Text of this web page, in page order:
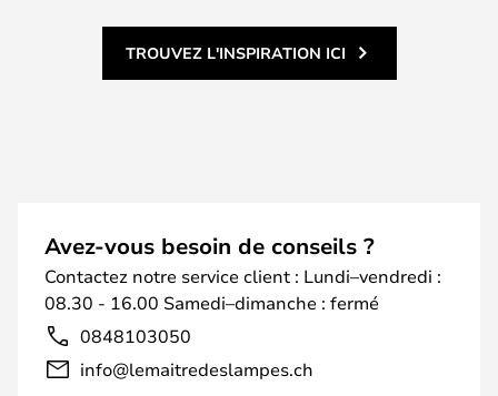
TROUVEZ L'INSPIRATION ICI
Avez-vous besoin de conseils ?
Contactez notre service client : Lundi–vendredi :
08.30 - 16.00 Samedi–dimanche : fermé
0848103050
info@lemaitredeslampes.ch